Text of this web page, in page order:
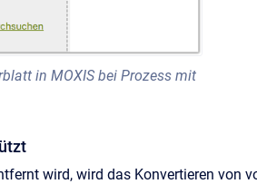
in MOXIS bei Prozess mit
wird, wird das Konvertieren von